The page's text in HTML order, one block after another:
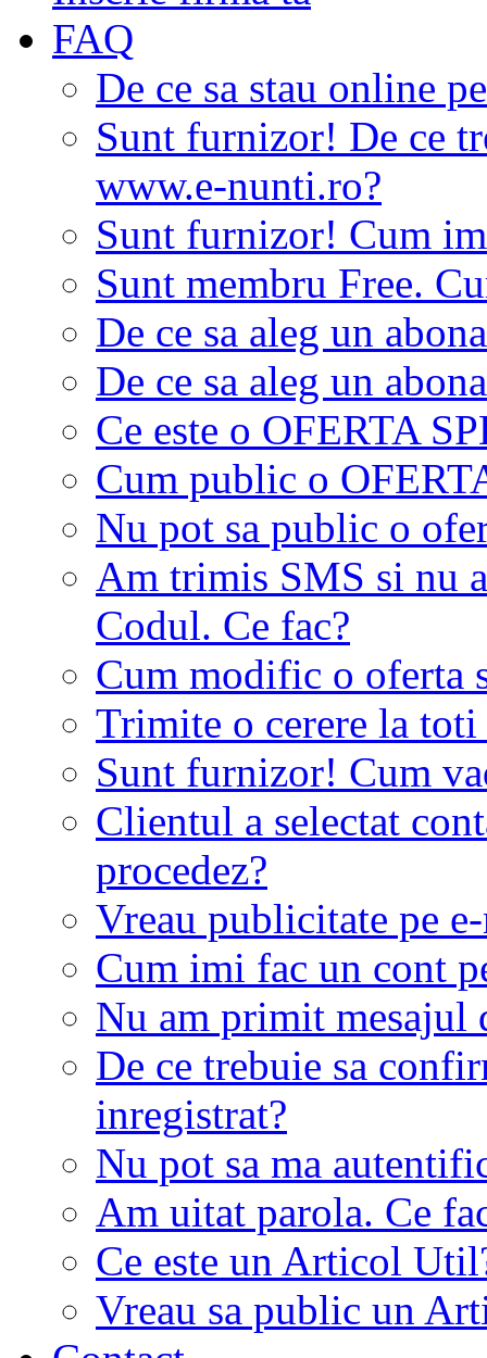
FAQ
De ce sa stau online
Sunt furnizor! De ce
www.e-nunti.ro?
Sunt furnizor! Cum
Sunt membru Free.
De ce sa aleg un
De ce sa aleg un
Ce este o OFERTA
Cum public o
Nu pot sa public o
Am trimis SMS si nu
Codul. Ce fac?
Cum modific o oferta
Trimite o cerere la
Sunt furnizor! Cum
Clientul a selectat
procedez?
Vreau publicitate pe
Cum imi fac un cont
Nu am primit mesajul
De ce trebuie sa
inregistrat?
Nu pot sa ma
Am uitat parola. Ce
Ce este un Articol
Vreau sa public un